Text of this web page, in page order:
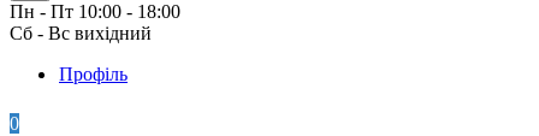
Пн - Пт 10:00 - 18:00
Сб - Вс вихідний
Профіль
0